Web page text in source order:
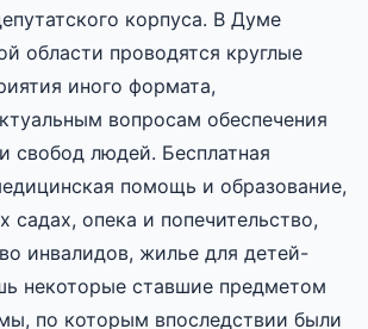
корпуса. В Думе
области проводятся круглые
иного формата,
вопросам обеспечения
свобод людей. Бесплатная
помощь и образование,
садах, опека и попечительство,
инвалидов, жилье для детей-
некоторые ставшие предметом
по которым впоследствии были